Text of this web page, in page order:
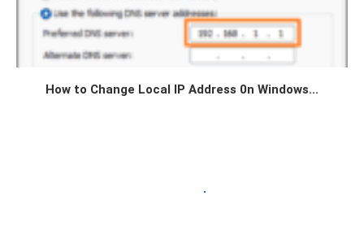
How to Change Local IP Address 0n Windows...